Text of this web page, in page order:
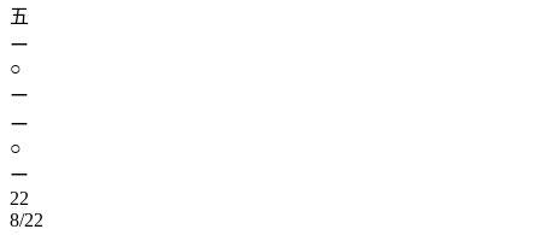
五
ー
○
ー
ー
○
ー
22
8/22